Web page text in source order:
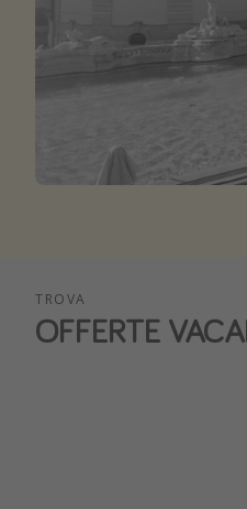
TROVA
OFFERTE